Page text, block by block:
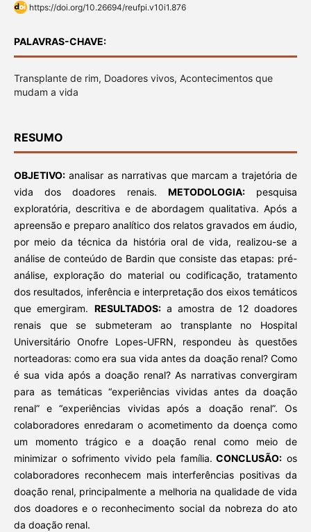
https://doi.org/10.26694/reufpi.v10i1.876
PALAVRAS-CHAVE:
Transplante de rim, Doadores vivos, Acontecimentos que
mudam a vida
RESUMO
OBJETIVO:analisar as narrativas que marcam a trajetória de
vida dos doadores renais. METODOLOGIA:pesquisa
exploratória, descritiva e de abordagem qualitativa. Após a
apreensão e preparo analítico dos relatos gravados em áudio,
por meio da técnica da história oral de vida, realizou-se a
análise de conteúdo de Bardin que consiste das etapas: pré-
análise, exploração do material ou codificação, tratamento
dos resultados, inferência e interpretação dos eixos temáticos
que emergiram. RESULTADOS:a amostra de 12 doadores
renais que se submeteram ao transplante no Hospital
Universitário Onofre Lopes-UFRN, respondeu às questões
norteadoras: como era sua vida antes da doação renal? Como
é sua vida após a doação renal? As narrativas convergiram
para as temáticas “experiências vividas antes da doação
renal” e “experiências vividas após a doação renal”. Os
colaboradores enredaram o acometimento da doença como
um momento trágico e a doação renal como meio de
minimizar o sofrimento vivido pela família. CONCLUSÃO: os
colaboradores reconhecem mais interferências positivas da
doação renal, principalmente a melhoria na qualidade de vida
dos doadores e o reconhecimento social da nobreza do ato
da doação renal.